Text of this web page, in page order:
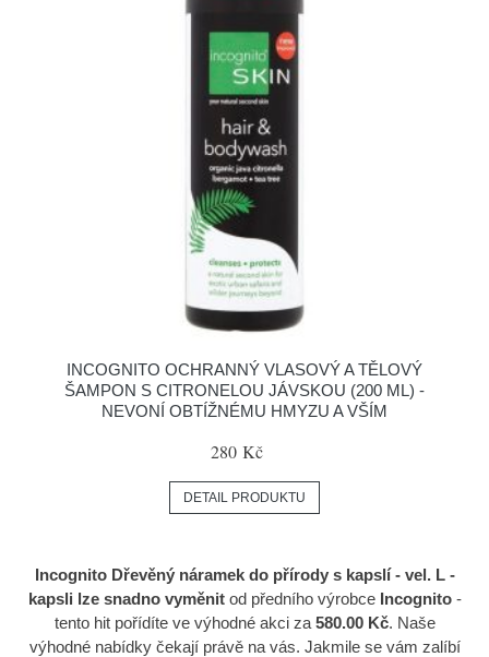
INCOGNITO OCHRANNÝ VLASOVÝ A TĚLOVÝ
ŠAMPON S CITRONELOU JÁVSKOU (200 ML) -
NEVONÍ OBTÍŽNÉMU HMYZU A VŠÍM
280 Kč
DETAIL PRODUKTU
Incognito Dřevěný náramek do přírody s kapslí - vel. L -
kapsli lze snadno vyměnitod předního výrobce Incognito-
tento hit pořídíte ve výhodné akci za 580.00 Kč. Naše
výhodné nabídky čekají právě na vás. Jakmile se vám zalíbí